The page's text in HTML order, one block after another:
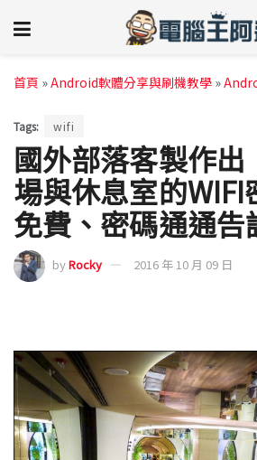
首頁 »Android軟體分享與刷機教學 »
Tags: wifi
國外部落客製作出
場與休息室的WIFI
免費、密碼通通告
byRocky 2016 年 10 月 09 日